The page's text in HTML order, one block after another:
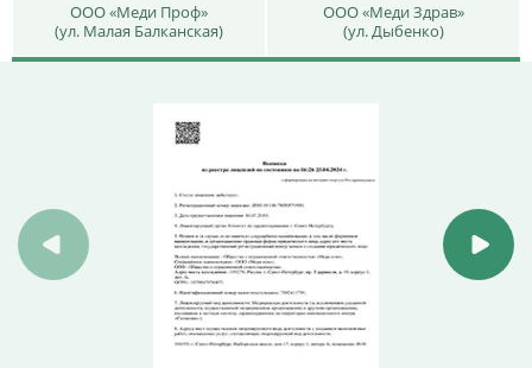
ООО «Меди Проф»
(ул. Малая Балканская)
ООО «Меди Здрав»
(ул. Дыбенко)